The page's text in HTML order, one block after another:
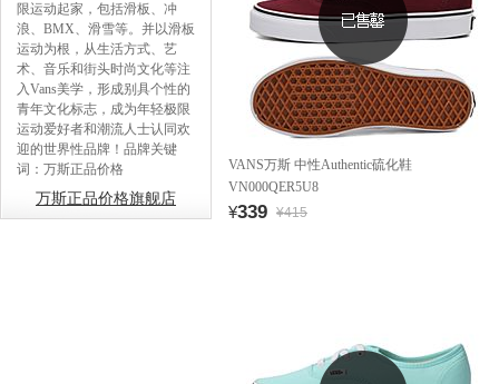
限运动起家，包括滑板、冲
浪、BMX、滑雪等。并以滑板
运动为根，从生活方式、艺
术、音乐和街头时尚文化等注
入Vans美学，形成别具个性的
青年文化标志，成为年轻极限
运动爱好者和潮流人士认同欢
迎的世界性品牌！品牌关键
词：万斯正品价格
万斯正品价格旗舰店
VANS万斯 中性Authentic硫化鞋
VN000QER5U8
¥339 ¥415